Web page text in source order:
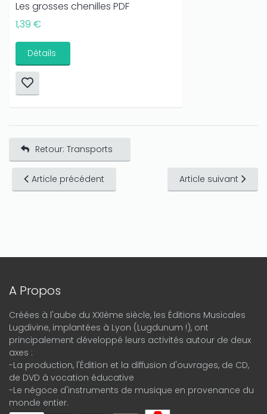
Les grosses chenilles PDF
1,39 €
Détails
Retour: Transports
Article précédent Article suivant
A Propos
Créées à l'aube du XXIème siècle, les Éditions Musicales
Lugdivine, implantées à Lyon (Lugdunum !), ont
principalement développé leurs activités autour de deux
axes :
-La production, l'Édition et la diffusion d'ouvrages, de CD,
de DVD à vocation éducative
-Le négoce d'instruments de musique en provenance du
monde entier.